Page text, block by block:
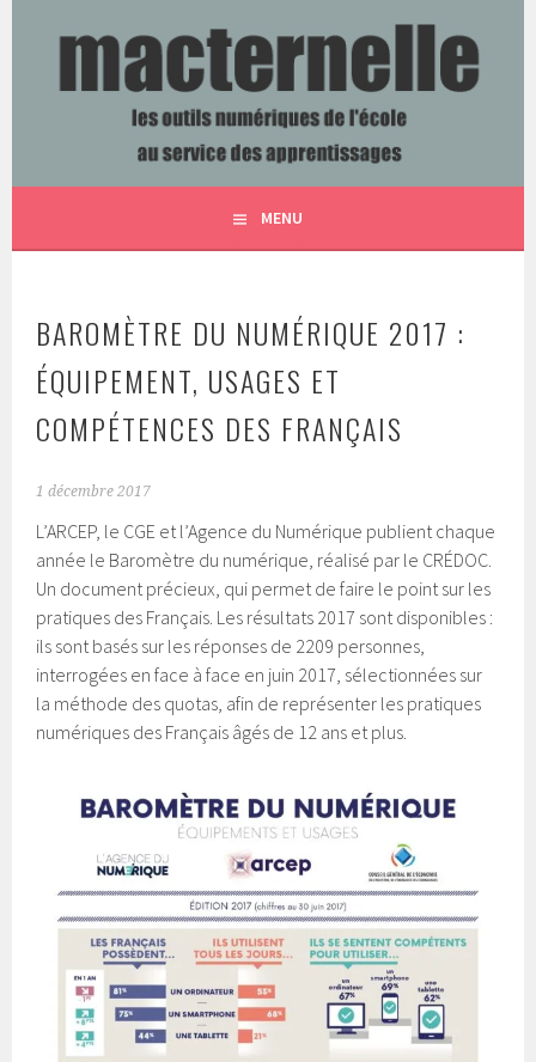
MACTERNELLE
LES OUTILS NUMÉRIQUES DE L'ÉCOLE AU SERVICE DES
MENU
BAROMÈTRE DU NUMÉRIQUE 2017 :
ÉQUIPEMENT, USAGES ET
COMPÉTENCES DES FRANÇAIS
1 décembre 2017
L’ARCEP, le CGE et l’Agence du Numérique publient chaque
année le Baromètre du numérique, réalisé par le CRÉDOC.
Un document précieux, qui permet de faire le point sur les
pratiques des Français. Les résultats 2017 sont disponibles :
ils sont basés sur les réponses de 2209 personnes,
interrogées en face à face en juin 2017, sélectionnées sur
la méthode des quotas, afin de représenter les pratiques
numériques des Français âgés de 12 ans et plus.